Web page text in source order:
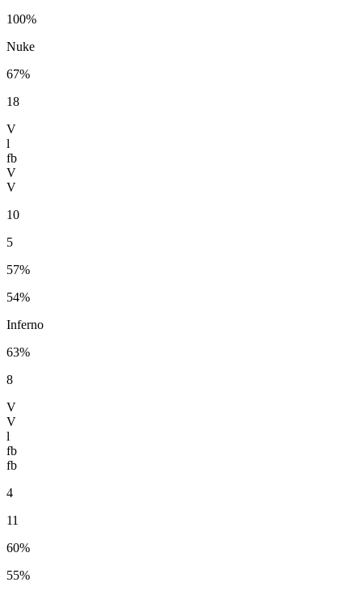
100%
Nuke
67%
18
V
l
fb
V
V
10
5
57%
54%
Inferno
63%
8
V
V
l
fb
fb
4
11
60%
55%